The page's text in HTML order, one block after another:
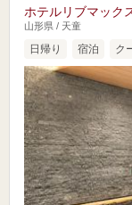
ホテルリブマック
山形県 / 天童
日帰り 宿泊 ク